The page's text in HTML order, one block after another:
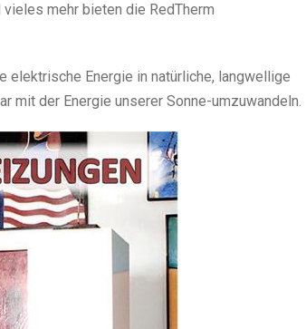
mehr bieten die RedTherm
elektrische Energie in natürliche, langwellige
mit der Energie unserer Sonne-umzuwandeln.